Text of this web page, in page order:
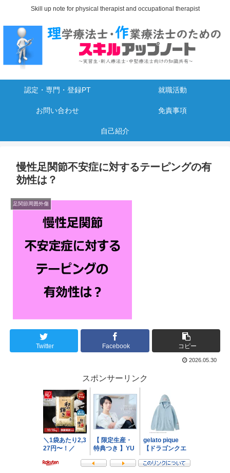
Skill up note for physical therapist and occupational therapist
認定・専門・登録PT 就職活動
お問い合わせ 免責事項
自己紹介
慢性足関節不安症に対するテーピングの有
効性は？
足関節周囲外傷
Twitter Facebook コピー
2026.05.30
スポンサーリンク